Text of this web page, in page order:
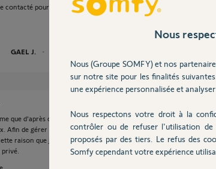
contacté pour une réparation ou un remplacement
GAEL J.
que d'après ce que vous nous indiquez, il semblerait que votre
Afin de gérer votre SAV, je vais avoir besoin d'informations
raison que je viens de vous envoyer un mail pour continuer
Nous
Nous (Groupe SOMFY) et nos
sur notre site pour les finalités
une expérience personnalisée et
Nous respectons votre droit à la
contrôler ou de refuser l'utilisation de
proposés par des tiers. Le refus des
Somfy cependant votre expérience